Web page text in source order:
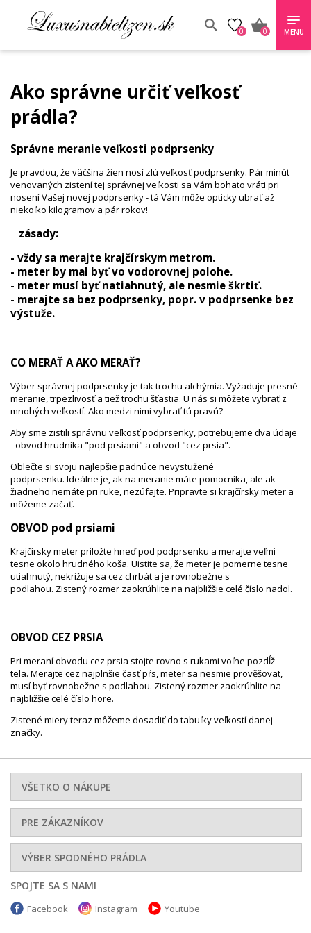
0 0 MENU
Ako správne určiť veľkosť
prádla?
Správne meranie veľkosti podprsenky
Je pravdou, že väčšina žien nosí zlú veľkosť podprsenky. Pár minút
venovaných zistení tej správnej veľkosti sa Vám bohato vráti pri
nosení Vašej novej podprsenky - tá Vám môže opticky ubrať až
niekoľko kilogramov a pár rokov!
zásady:
- vždy sa merajte krajčírskym metrom.
- meter by mal byť vo vodorovnej polohe.
- meter musí byť natiahnutý, ale nesmie škrtiť.
- merajte sa bez podprsenky, popr. v podprsenke bez
výstuže.
CO MERAŤ A AKO MERAŤ?
Výber správnej podprsenky je tak trochu alchýmia. Vyžaduje presné
meranie, trpezlivosť a tiež trochu šťastia. U nás si môžete vybrať z
mnohých veľkostí. Ako medzi nimi vybrať tú pravú?
Aby sme zistili správnu veľkosť podprsenky, potrebujeme dva údaje
- obvod hrudníka "pod prsiami" a obvod "cez prsia".
Oblečte si svoju najlepšie padnúce nevystužené
podprsenku. Ideálne je, ak na meranie máte pomocníka, ale ak
žiadneho nemáte pri ruke, nezúfajte. Pripravte si krajčírsky meter a
môžeme začať.
OBVOD pod prsiami
Krajčírsky meter priložte hneď pod podprsenku a merajte veľmi
tesne okolo hrudného koša. Uistite sa, že meter je pomerne tesne
utiahnutý, nekrižuje sa cez chrbát a je rovnobežne s
podlahou. Zistený rozmer zaokrúhlite na najbližšie celé číslo nadol.
OBVOD CEZ PRSIA
Pri meraní obvodu cez prsia stojte rovno s rukami voľne pozdĺž
tela. Merajte cez najplnšie časť pŕs, meter sa nesmie prověšovat,
musí byť rovnobežne s podlahou. Zistený rozmer zaokrúhlite na
najbližšie celé číslo hore.
Zistené miery teraz môžeme dosadiť do tabuľky veľkostí danej
značky.
VŠETKO O NÁKUPE
PRE ZÁKAZNÍKOV
VÝBER SPODNÉHO PRÁDLA
SPOJTE SA S NAMI
Facebook Instagram Youtube